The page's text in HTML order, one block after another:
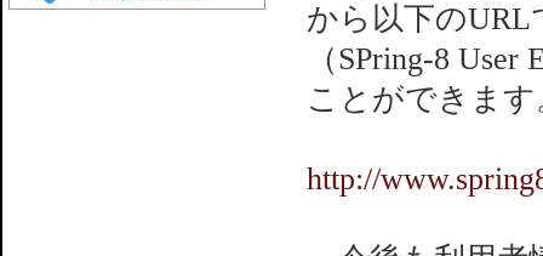
から以下のURL
（SPring-8
ことができます
http://